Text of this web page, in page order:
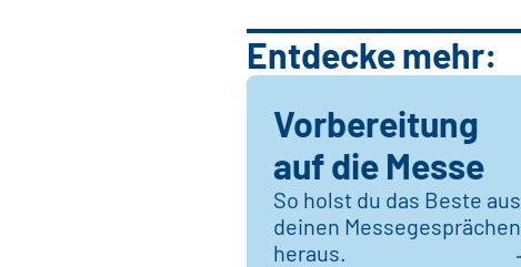
Entdecke mehr:
Vorbereitung
auf die Messe
So holst du das Beste aus
deinen Messegesprächen
heraus.